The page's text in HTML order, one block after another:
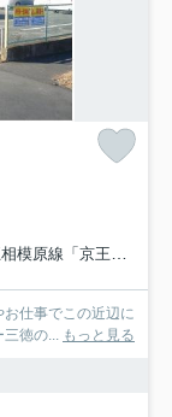
「京王多摩センター」駅 徒歩21分
仕事でこの近辺に
三徳の... もっと見る